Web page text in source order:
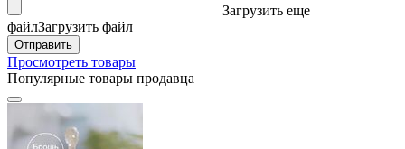
Загрузить еще
файлЗагрузить файл
Отправить
Просмотреть товары
Популярные товары продавца